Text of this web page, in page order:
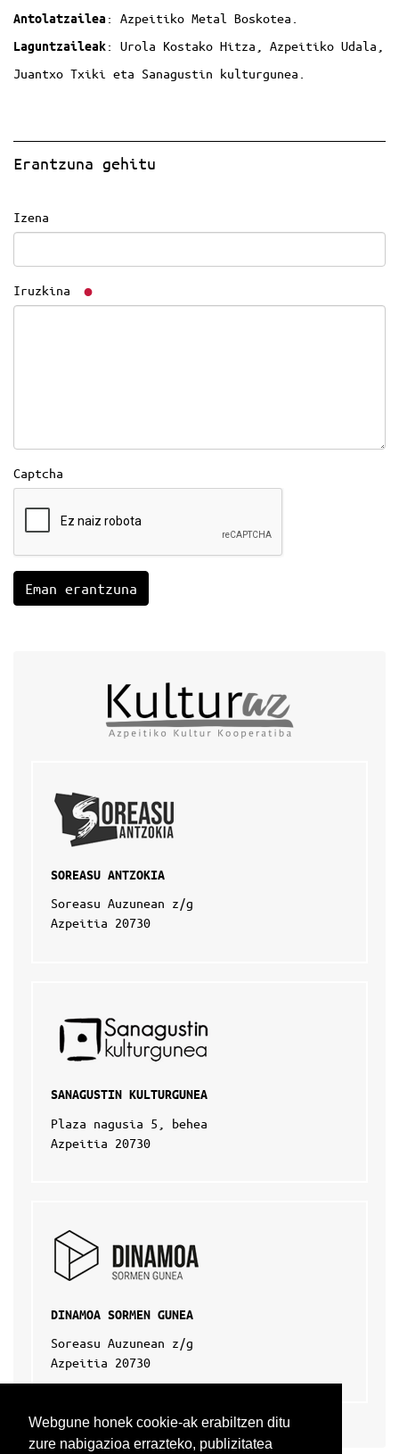
Webgune honek cookie-ak erabiltzen ditu
zure nabigazioa errazteko, publizitatea
Antolatzailea : Azpeitiko Metal Boskotea.
Laguntzaileak: Urola Kostako Hitza, Azpeitiko Udala,
Juantxo Txiki eta Sanagustin kulturgunea.
Erantzuna gehitu
Izena
Iruzkina
Captcha
SOREASU ANTZOKIA
Soreasu Auzunean z/g
Azpeitia 20730
SANAGUSTIN KULTURGUNEA
Plaza nagusia 5, behea
Azpeitia 20730
DINAMOA SORMEN GUNEA
Soreasu Auzunean z/g
Azpeitia 20730